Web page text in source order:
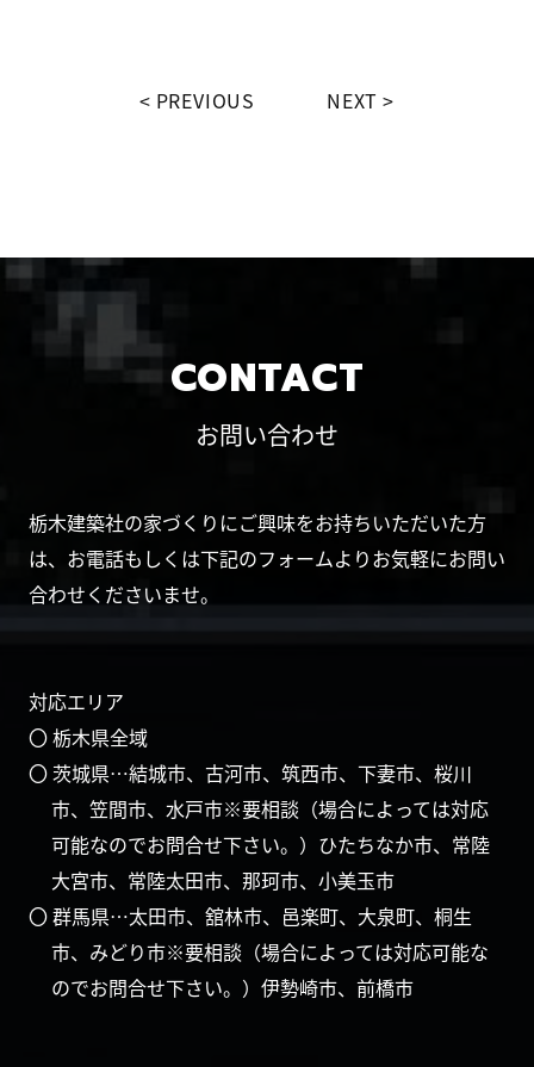
PREVIOUS NEXT
CONTACT
お問い合わせ
栃木建築社の家づくりにご興味をお持ちいただいた方
は、お電話もしくは下記のフォームよりお気軽にお問い
合わせくださいませ。
対応エリア
〇 栃木県全域
〇 茨城県…結城市、古河市、筑西市、下妻市、桜川
市、笠間市、水戸市※要相談（場合によっては対応
可能なのでお問合せ下さい。）ひたちなか市、常陸
大宮市、常陸太田市、那珂市、小美玉市
〇 群馬県…太田市、舘林市、邑楽町、大泉町、桐生
市、みどり市※要相談（場合によっては対応可能な
のでお問合せ下さい。）伊勢崎市、前橋市